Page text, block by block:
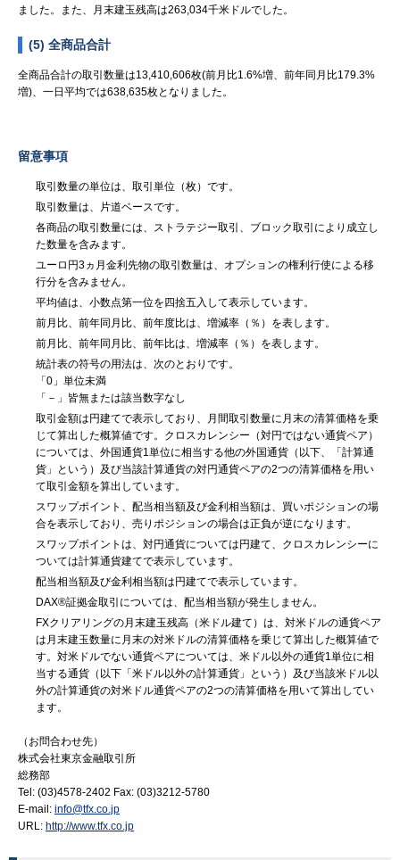
ました。また、月末建玉残高は263,034千米ドルでした。
(5) 全商品合計
全商品合計の取引数量は13,410,606枚(前月比1.6%増、前年同月比179.3%
増)、一日平均では638,635枚となりました。
留意事項
取引数量の単位は、取引単位（枚）です。
取引数量は、片道ベースです。
各商品の取引数量には、ストラテジー取引、ブロック取引により成立し
た数量を含みます。
ユーロ円3ヵ月金利先物の取引数量は、オプションの権利行使による移
行分を含みません。
平均値は、小数点第一位を四捨五入して表示しています。
前月比、前年同月比、前年度比は、増減率（％）を表します。
前月比、前年同月比、前年比は、増減率（％）を表します。
統計表の符号の用法は、次のとおりです。
「0」単位未満
「－」皆無または該当数字なし
取引金額は円建てで表示しており、月間取引数量に月末の清算価格を乗
じて算出した概算値です。クロスカレンシー（対円ではない通貨ペア）
については、外国通貨1単位に相当する他の外国通貨（以下、「計算通
貨」という）及び当該計算通貨の対円通貨ペアの2つの清算価格を用い
て取引金額を算出しています。
スワップポイント、配当相当額及び金利相当額は、買いポジションの場
合を表示しており、売りポジションの場合は正負が逆になります。
スワップポイントは、対円通貨については円建て、クロスカレンシーに
ついては計算通貨建てで表示しています。
配当相当額及び金利相当額は円建てで表示しています。
DAX®証拠金取引については、配当相当額が発生しません。
FXクリアリングの月末建玉残高（米ドル建て）は、対米ドルの通貨ペア
は月末建玉数量に月末の対米ドルの清算価格を乗じて算出した概算値で
す。対米ドルでない通貨ペアについては、米ドル以外の通貨1単位に相
当する通貨（以下「米ドル以外の計算通貨」という）及び当該米ドル以
外の計算通貨の対米ドル通貨ペアの2つの清算価格を用いて算出してい
ます。
（お問合わせ先）
株式会社東京金融取引所
総務部
Tel: (03)4578-2402 Fax: (03)3212-5780
E-mail: info@tfx.co.jp
URL: http://www.tfx.co.jp